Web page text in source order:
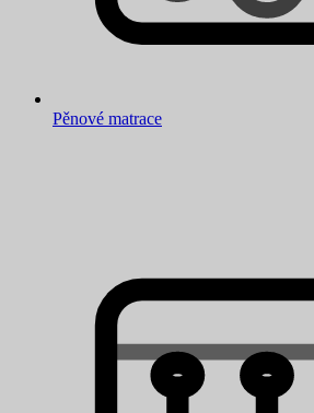
Pěnové matrace